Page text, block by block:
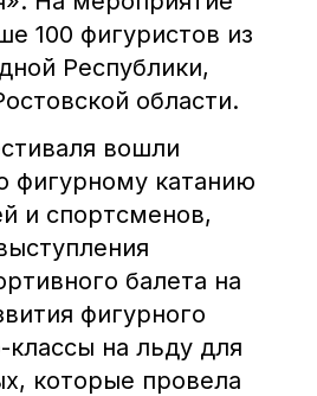
100 фигуристов из
Республики,
области.
вошли
фигурному катанию
и спортсменов,
балета на
фигурного
классы на льду для
которые провела